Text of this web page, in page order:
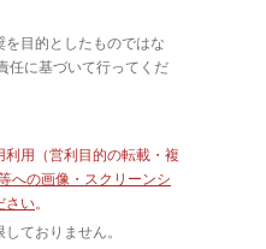
目的としたものではな
任に基づいて行ってくだ
用（営利目的の転載・複
への画像・スクリーンシ
さい。
ておりません。